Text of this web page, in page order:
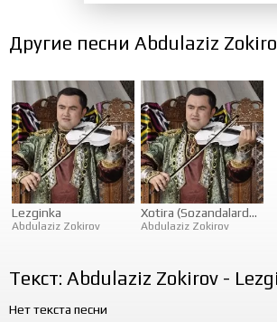
Другие песни Abdulaziz
Lezginka
Abdulaziz Zokirov
Xotira (Sozandalardan musiqiy tabrik)
Abdulaziz Zokirov
Текст: Abdulaziz Zokirov -
Нет текста песни